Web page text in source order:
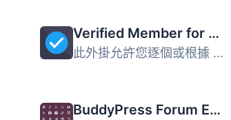
Verified Member for BuddyPress
此外掛允許您逐個或根據 WP 角色驗證您的 BuddyPress 成員。 ...
BuddyPress Forum Editor